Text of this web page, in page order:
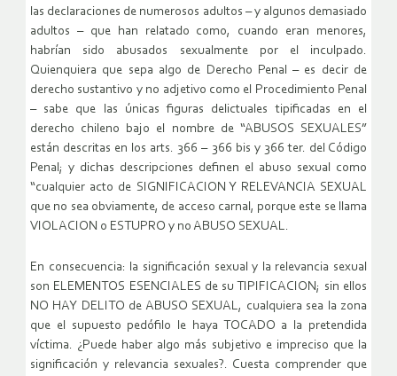
las declaraciones de numerosos adultos – y algunos demasiado
adultos – que han relatado como, cuando eran menores,
habrían sido abusados sexualmente por el inculpado.
Quienquiera que sepa algo de Derecho Penal – es decir de
derecho sustantivo y no adjetivo como el Procedimiento Penal
– sabe que las únicas figuras delictuales tipificadas en el
derecho chileno bajo el nombre de “ABUSOS SEXUALES”
están descritas en los arts. 366 – 366 bis y 366 ter. del Código
Penal; y dichas descripciones definen el abuso sexual como
“cualquier acto de SIGNIFICACION Y RELEVANCIA SEXUAL
que no sea obviamente, de acceso carnal, porque este se llama
VIOLACION o ESTUPRO y no ABUSO SEXUAL.
En consecuencia: la significación sexual y la relevancia sexual
son ELEMENTOS ESENCIALES de su TIPIFICACION; sin ellos
NO HAY DELITO de ABUSO SEXUAL, cualquiera sea la zona
que el supuesto pedófilo le haya TOCADO a la pretendida
víctima. ¿Puede haber algo más subjetivo e impreciso que la
significación y relevancia sexuales?. Cuesta comprender que